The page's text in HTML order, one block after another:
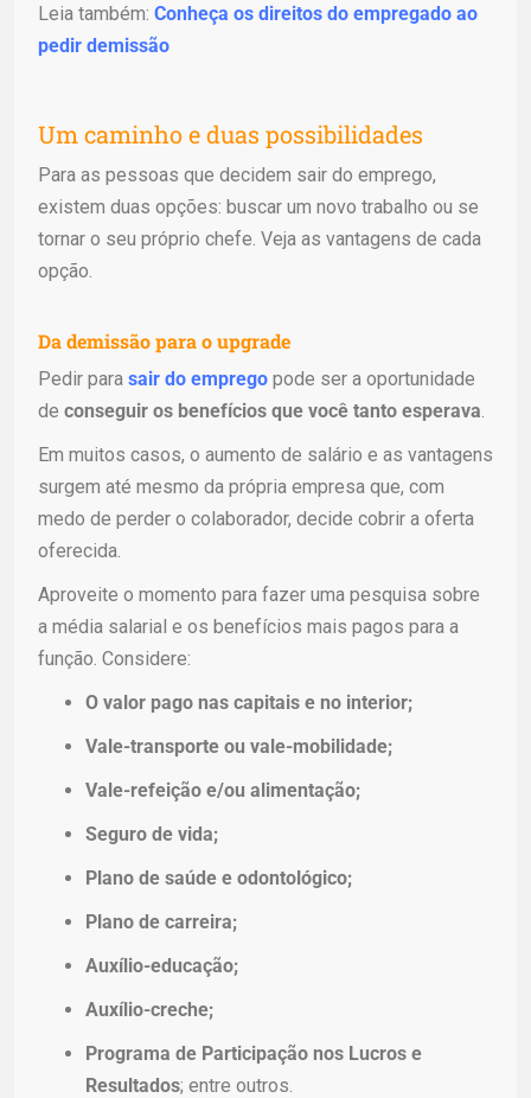
Leia também: Conheça os direitos do empregado ao
pedir demissão
Um caminho e duas possibilidades
Para as pessoas que decidem sair do emprego,
existem duas opções: buscar um novo trabalho ou se
tornar o seu próprio chefe. Veja as vantagens de cada
opção.
Da demissão para o upgrade
Pedir para sair do emprego pode ser a oportunidade
de conseguir os benefícios que você tanto esperava
Em muitos casos, o aumento de salário e as vantagens
surgem até mesmo da própria empresa que, com
medo de perder o colaborador, decide cobrir a oferta
oferecida.
Aproveite o momento para fazer uma pesquisa sobre
a média salarial e os benefícios mais pagos para a
função. Considere:
O valor pago nas capitais e no interior;
Vale-transporte ou vale-mobilidade;
Vale-refeição e/ou alimentação;
Seguro de vida;
Plano de saúde e odontológico;
Plano de carreira;
Auxílio-educação;
Auxílio-creche;
Programa de Participação nos Lucros e
Resultados; entre outros.